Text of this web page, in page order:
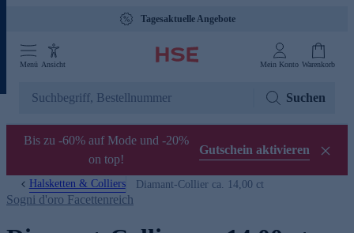
Tagesaktuelle Angebote
Menü Ansicht Mein Konto Warenkorb
Suchen
Bis zu -60% auf Mode und -20%
on top!
Gutschein aktivieren
Halsketten & Colliers Diamant-Collier ca. 14,00 ct
Sogni d'oro Facettenreich